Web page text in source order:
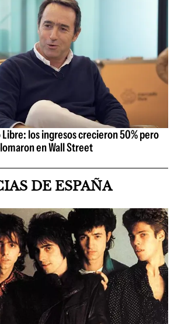
los ingresos crecieron 50% pero
en Wall Street
DE ESPAÑA